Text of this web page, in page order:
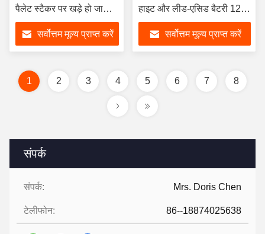
संपर्क
संपर्क: Mrs. Doris Chen
टेलीफोन: 86--18874025638
पैलेट स्टैकर पर खड़े हो जाओ
1600/2500/3000/3500
मिमी उठाने के साथ
सर्वोत्तम मूल्य प्राप्त करें
हाइट और लीड-एसिड बैटरी 12 वी
110 एएच के साथ
सर्वोत्तम मूल्य प्राप्त करें
1 2 3 4 5 6 7 8